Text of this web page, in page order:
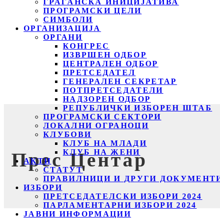
ГРАЃАНСКА ИНИЦИЈАТИВА
ПРОГРАМСКИ ЦЕЛИ
СИМБОЛИ
ОРГАНИЗАЦИЈА
ОРГАНИ
КОНГРЕС
ИЗВРШЕН ОДБОР
ЦЕНТРАЛЕН ОДБОР
ПРЕТСЕДАТЕЛ
ГЕНЕРАЛЕН СЕКРЕТАР
ПОТПРЕТСЕДАТЕЛИ
НАДЗОРЕН ОДБОР
РЕПУБЛИЧКИ ИЗБОРЕН ШТАБ
ПРОГРАМСКИ СЕКТОРИ
ЛОКАЛНИ ОГРАНОЦИ
КЛУБОВИ
КЛУБ НА МЛАДИ
КЛУБ НА ЖЕНИ
АКТИ
СТАТУТ
ПРАВИЛНИЦИ И ДРУГИ
ИЗБОРИ
ПРЕТСЕДАТЕЛСКИ ИЗБОРИ 2024
ПАРЛАМЕНТАРНИ ИЗБОРИ 2024
ЈАВНИ ИНФОРМАЦИИ
Прес Центар